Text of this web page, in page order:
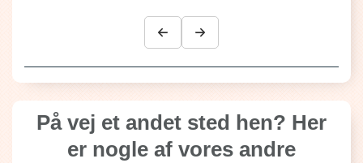
På vej et andet sted hen? Her
er nogle af vores andre